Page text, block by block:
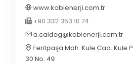
www.kobienerji.com.tr
+90 332 353 10 74
a.caldag@kobienerji.com.tr
Feritpaşa Mah. Kule Cad. Kule
30 No: 49